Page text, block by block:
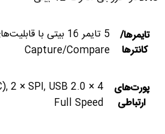
تایمرها/
کانترها
Capture/Compare
پورت‌های
ارتباطی
2 × SPI, USB 2.0
Full Speed